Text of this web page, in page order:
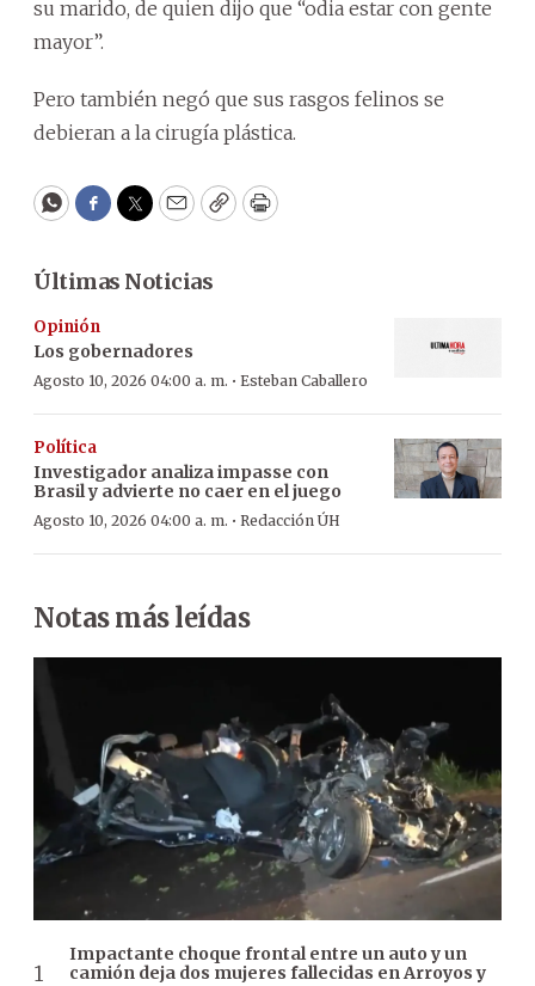
su marido, de quien dijo que “odia estar con gente
mayor”.
Pero también negó que sus rasgos felinos se
debieran a la cirugía plástica.
WhatsApp
Facebook
Twitter
EmailCopyPrint
Últimas Noticias
Opinión
Los gobernadores
Agosto 10, 2026 04:00 a. m. · Esteban Caballero
Política
Investigador analiza impasse con
Brasil y advierte no caer en el juego
Agosto 10, 2026 04:00 a. m. · Redacción ÚH
Notas más leídas
Impactante choque frontal entre un auto y un
camión deja dos mujeres fallecidas en Arroyos y